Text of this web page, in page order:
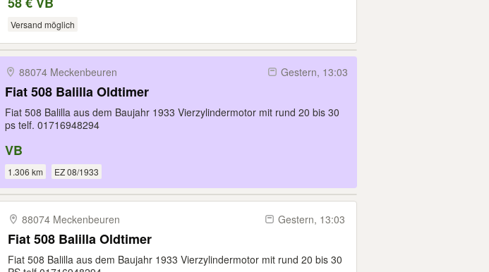
Versand möglich
88074 Meckenbeuren Gestern, 13:03
Fiat 508 Balilla Oldtimer
Fiat 508 Balilla aus dem Baujahr 1933 Vierzylindermotor mit rund 20 bis 30
ps telf. 01716948294
VB
1.306 km EZ 08/1933
88074 Meckenbeuren Gestern, 13:03
Fiat 508 Balilla Oldtimer
Fiat 508 Balilla aus dem Baujahr 1933 Vierzylindermotor mit rund 20 bis 30